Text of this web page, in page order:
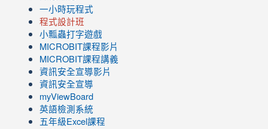
一小時玩程式
程式設計班
小瓢蟲打字遊戲
link
to
https://www.youtube.com/channel/UC8LghzcV5-
ZBGmXwlbUndNA/videos?
view=0&sort=dd&shelf_id=0
MICROBIT課程影片
link
to
https://www.youtube.com/channel/UC8LghzcV5-
ZBGmXwlbUndNA/videos?
view=0&sort=dd&shelf_id=0
MICROBIT課程講義
資訊安全宣導影片
資訊安全宣導
myViewBoard
英語檢測系統
五年級Excel課程